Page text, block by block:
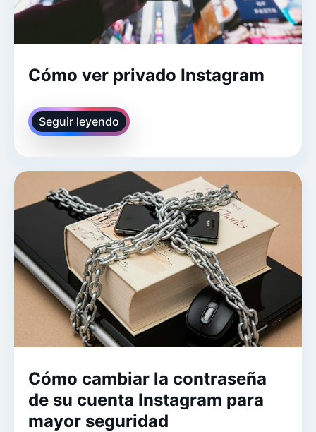
Cómo ver privado Instagram
Seguir leyendo
Cómo cambiar la contraseña
de su cuenta Instagram para
mayor seguridad